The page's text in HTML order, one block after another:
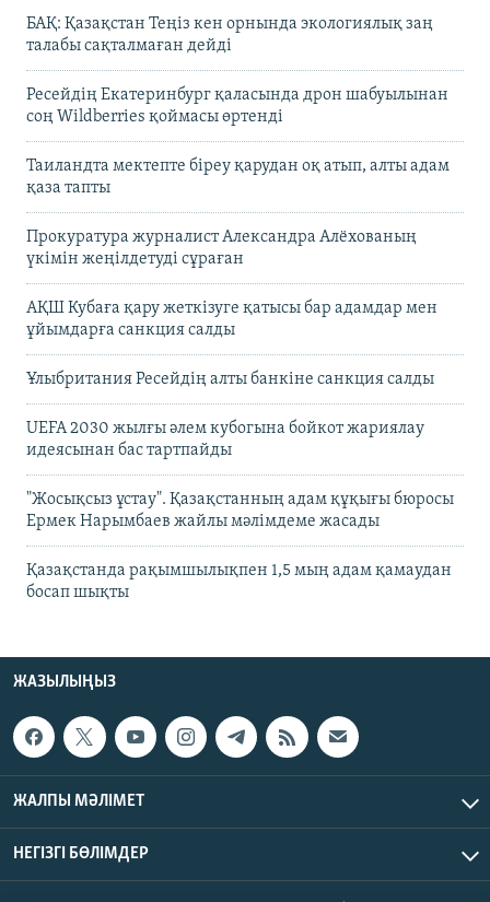
БАҚ: Қазақстан Теңіз кен орнында экологиялық заң
талабы сақталмаған дейді
Ресейдің Екатеринбург қаласында дрон шабуылынан
соң Wildberries қоймасы өртенді
Таиландта мектепте біреу қарудан оқ атып, алты адам
қаза тапты
Прокуратура журналист Александра Алёхованың
үкімін жеңілдетуді сұраған
АҚШ Кубаға қару жеткізуге қатысы бар адамдар мен
ұйымдарға санкция салды
Ұлыбритания Ресейдің алты банкіне санкция салды
UEFA 2030 жылғы әлем кубогына бойкот жариялау
идеясынан бас тартпайды
"Жосықсыз ұстау". Қазақстанның адам құқығы бюросы
Ермек Нарымбаев жайлы мәлімдеме жасады
Қазақстанда рақымшылықпен 1,5 мың адам қамаудан
босап шықты
ЖАЗЫЛЫҢЫЗ
ЖАЛПЫ МӘЛІМЕТ
НЕГІЗГІ БӨЛІМДЕР